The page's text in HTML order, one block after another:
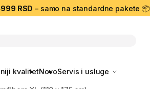
RSD – samo na standardne pakete 📦
kvalitetNovoServis i usluge